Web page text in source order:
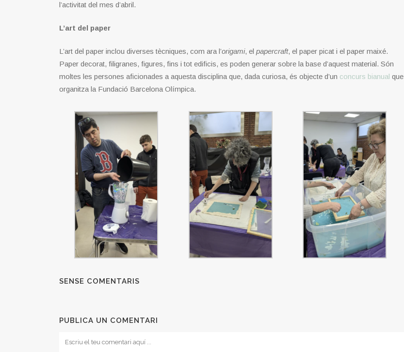
l’activitat del mes d’abril.
L’art del paper
L’art del paper inclou diverses tècniques, com ara l’origami, el papercraft, el paper picat i el paper maixé.
Paper decorat, filigranes, figures, fins i tot edificis, es poden generar sobre la base d’aquest material. Són
moltes les persones aficionades a aquesta disciplina que, dada curiosa, és objecte d’un concurs bianual que
organitza la Fundació Barcelona Olímpica.
SENSE COMENTARIS
PUBLICA UN COMENTARI